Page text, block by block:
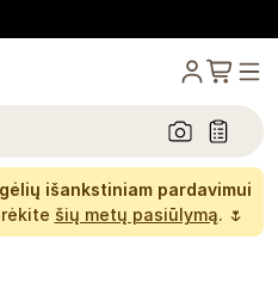
išankstiniam pardavimui
šių metų pasiūlymą. 🌷